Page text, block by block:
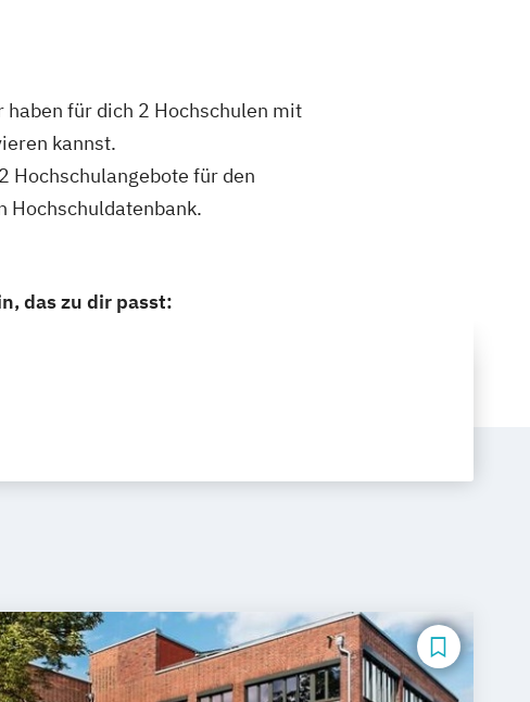
für dich 2 Hochschulen mit
kannst.
Hochschulangebote für den
Hochschuldatenbank.
das zu dir passt: